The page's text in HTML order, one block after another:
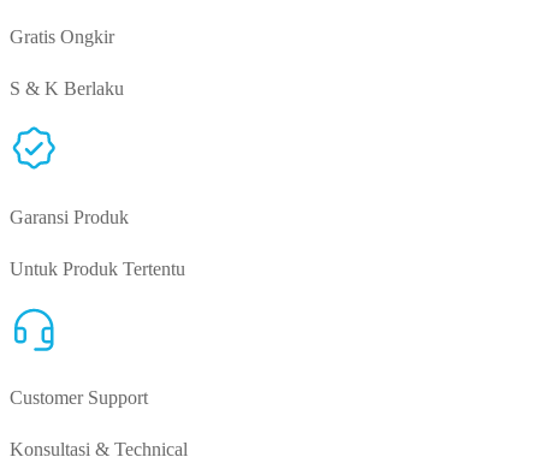
Gratis Ongkir
S & K Berlaku
Garansi Produk
Untuk Produk Tertentu
Customer Support
Konsultasi & Technical